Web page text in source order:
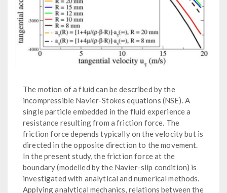
The motion of a fluid can be described by the
incompressible Navier-Stokes equations (NSE). A
single particle embedded in the fluid experience a
resistance resulting from a friction force. The
friction force depends typically on the velocity but is
directed in the opposite direction to the movement.
In the present study, the friction force at the
boundary (modelled by the Navier-slip condition) is
investigated with analytical and numerical methods.
Applying analytical mechanics, relations between the